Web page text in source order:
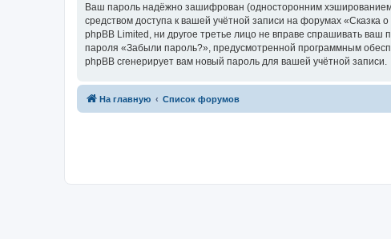
Ваш пароль надёжно зашифрован (односторонним
средством доступа к вашей учётной записи на форумах «Сказка
phpBB Limited, ни другое третье лицо не вправе спрашивать ваш
пароля «Забыли пароль?», предусмотренной программным
phpBB сгенерирует вам новый пароль для вашей учётной записи.
На главную Список форумов